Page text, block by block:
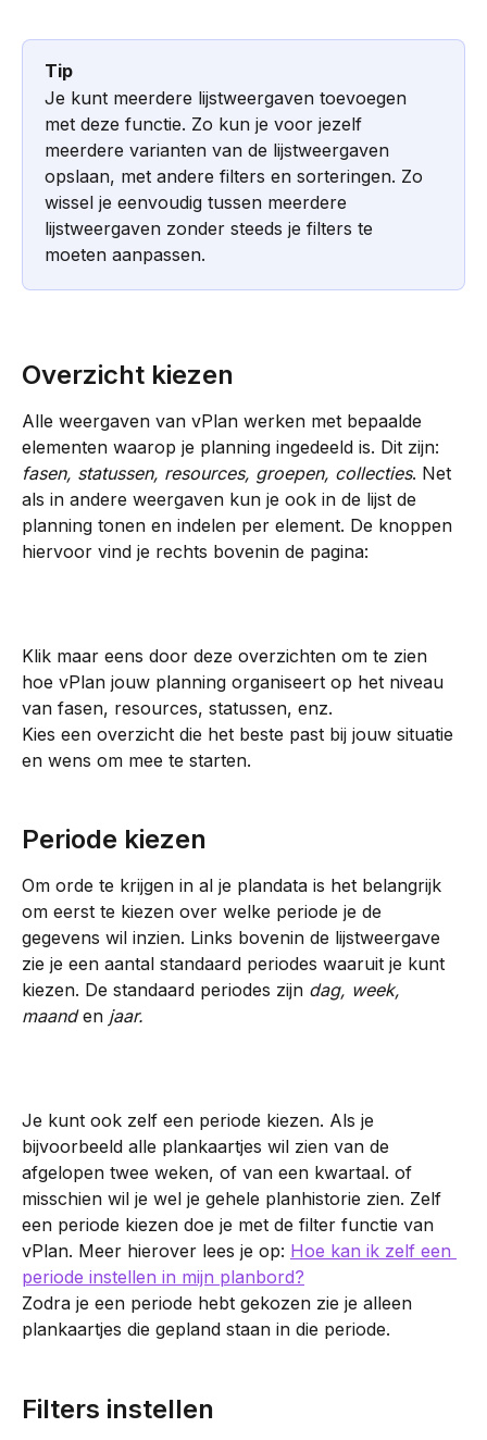
Tip
Je kunt meerdere lijstweergaven toevoegen
met deze functie. Zo kun je voor jezelf
meerdere varianten van de lijstweergaven
opslaan, met andere filters en sorteringen. Zo
wissel je eenvoudig tussen meerdere
lijstweergaven zonder steeds je filters te
moeten aanpassen.
Overzicht kiezen
Alle weergaven van vPlan werken met bepaalde
elementen waarop je planning ingedeeld is. Dit zijn:
fasen, statussen, resources, groepen, collecties. Net
als in andere weergaven kun je ook in de lijst de
planning tonen en indelen per element. De knoppen
hiervoor vind je rechts bovenin de pagina:
Klik maar eens door deze overzichten om te zien
hoe vPlan jouw planning organiseert op het niveau
van fasen, resources, statussen, enz.
Kies een overzicht die het beste past bij jouw situatie
en wens om mee te starten.
Periode kiezen
Om orde te krijgen in al je plandata is het belangrijk
om eerst te kiezen over welke periode je de
gegevens wil inzien. Links bovenin de lijstweergave
zie je een aantal standaard periodes waaruit je kunt
kiezen. De standaard periodes zijn dag, week,
maand en jaar.
Je kunt ook zelf een periode kiezen. Als je
bijvoorbeeld alle plankaartjes wil zien van de
afgelopen twee weken, of van een kwartaal. of
misschien wil je wel je gehele planhistorie zien. Zelf
een periode kiezen doe je met de filter functie van
vPlan. Meer hierover lees je op: Hoe kan ik zelf een
periode instellen in mijn planbord?
Zodra je een periode hebt gekozen zie je alleen
plankaartjes die gepland staan in die periode.
Filters instellen